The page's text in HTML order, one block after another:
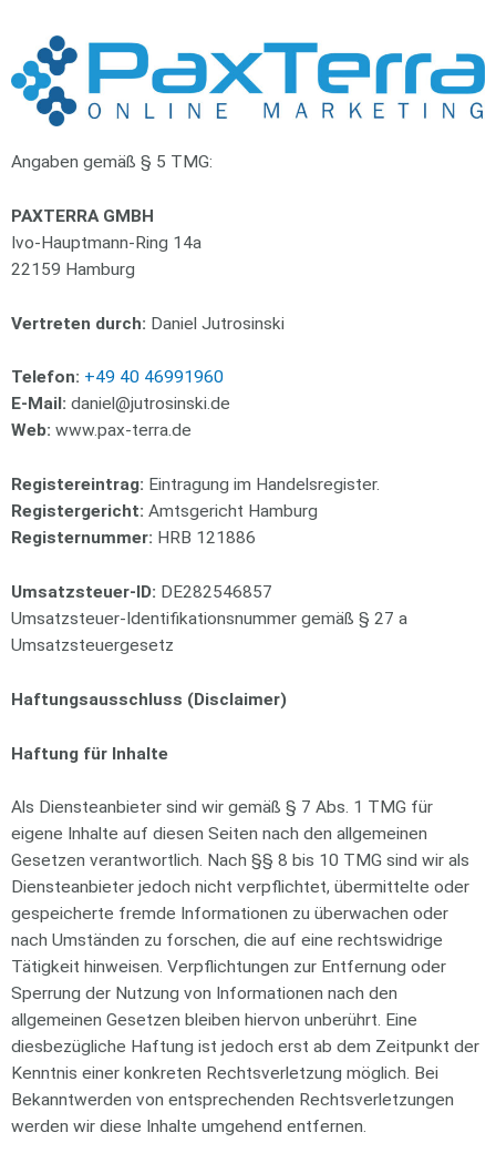
Angaben gemäß § 5 TMG:
PAXTERRA GMBH
Ivo-Hauptmann-Ring 14a
22159 Hamburg
Vertreten durch: Daniel Jutrosinski
Telefon: +49 40 46991960
E-Mail: daniel@jutrosinski.de
Web: www.pax-terra.de
Registereintrag: Eintragung im Handelsregister.
Registergericht: Amtsgericht Hamburg
Registernummer: HRB 121886
Umsatzsteuer-ID: DE282546857
Umsatzsteuer-Identifikationsnummer gemäß § 27 a
Umsatzsteuergesetz
Haftungsausschluss (Disclaimer)
Haftung für Inhalte
Als Diensteanbieter sind wir gemäß § 7 Abs. 1 TMG für
eigene Inhalte auf diesen Seiten nach den allgemeinen
Gesetzen verantwortlich. Nach §§ 8 bis 10 TMG sind wir als
Diensteanbieter jedoch nicht verpflichtet, übermittelte oder
gespeicherte fremde Informationen zu überwachen oder
nach Umständen zu forschen, die auf eine rechtswidrige
Tätigkeit hinweisen. Verpflichtungen zur Entfernung oder
Sperrung der Nutzung von Informationen nach den
allgemeinen Gesetzen bleiben hiervon unberührt. Eine
diesbezügliche Haftung ist jedoch erst ab dem Zeitpunkt der
Kenntnis einer konkreten Rechtsverletzung möglich. Bei
Bekanntwerden von entsprechenden Rechtsverletzungen
werden wir diese Inhalte umgehend entfernen.